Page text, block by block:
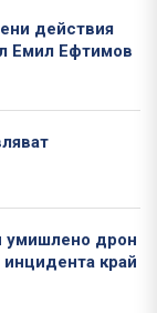
действия
Емил Ефтимов
умишлено дрон
край